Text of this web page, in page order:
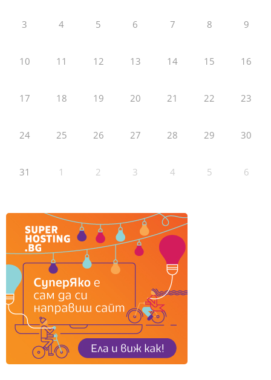
3 4 5 6 7 8 9
10 11 12 13 14 15 16
17 18 19 20 21 22 23
24 25 26 27 28 29 30
31 1 2 3 4 5 6